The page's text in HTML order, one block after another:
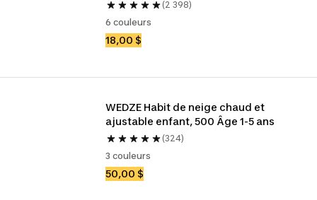
(2 398)
6 couleurs
18,00 $
WEDZE Habit de neige chaud et
ajustable enfant, 500 Âge 1-5 ans
(324)
3 couleurs
50,00 $